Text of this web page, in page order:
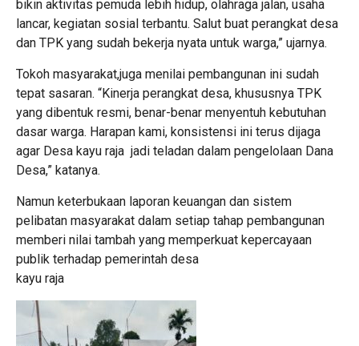
bikin aktivitas pemuda lebih hidup, olahraga jalan, usaha
lancar, kegiatan sosial terbantu. Salut buat perangkat desa
dan TPK yang sudah bekerja nyata untuk warga,” ujarnya.
Tokoh masyarakat,juga menilai pembangunan ini sudah
tepat sasaran. “Kinerja perangkat desa, khususnya TPK
yang dibentuk resmi, benar-benar menyentuh kebutuhan
dasar warga. Harapan kami, konsistensi ini terus dijaga
agar Desa kayu raja jadi teladan dalam pengelolaan Dana
Desa,” katanya.
Namun keterbukaan laporan keuangan dan sistem
pelibatan masyarakat dalam setiap tahap pembangunan
memberi nilai tambah yang memperkuat kepercayaan
publik terhadap pemerintah desa
kayu raja